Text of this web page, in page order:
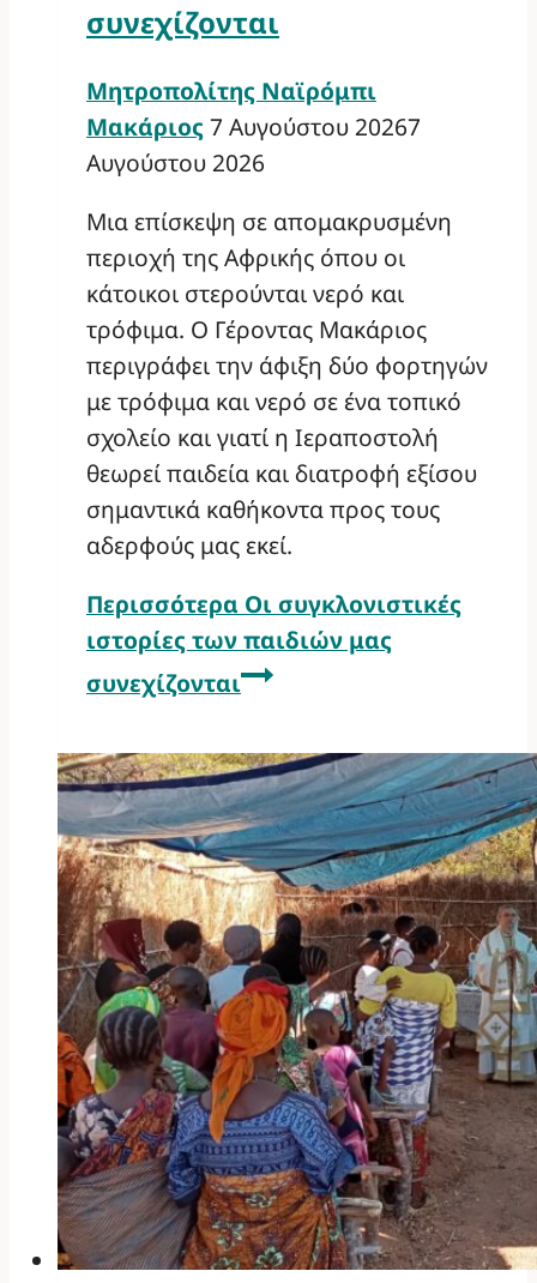
συνεχίζονται
Μητροπολίτης Ναϊρόμπι
Μακάριος 7 Αυγούστου 20267
Αυγούστου 2026
Μια επίσκεψη σε απομακρυσμένη
περιοχή της Αφρικής όπου οι
κάτοικοι στερούνται νερό και
τρόφιμα. Ο Γέροντας Μακάριος
περιγράφει την άφιξη δύο φορτηγών
με τρόφιμα και νερό σε ένα τοπικό
σχολείο και γιατί η Ιεραποστολή
θεωρεί παιδεία και διατροφή εξίσου
σημαντικά καθήκοντα προς τους
αδερφούς μας εκεί.
Περισσότερα Οι συγκλονιστικές
ιστορίες των παιδιών μας
συνεχίζονται